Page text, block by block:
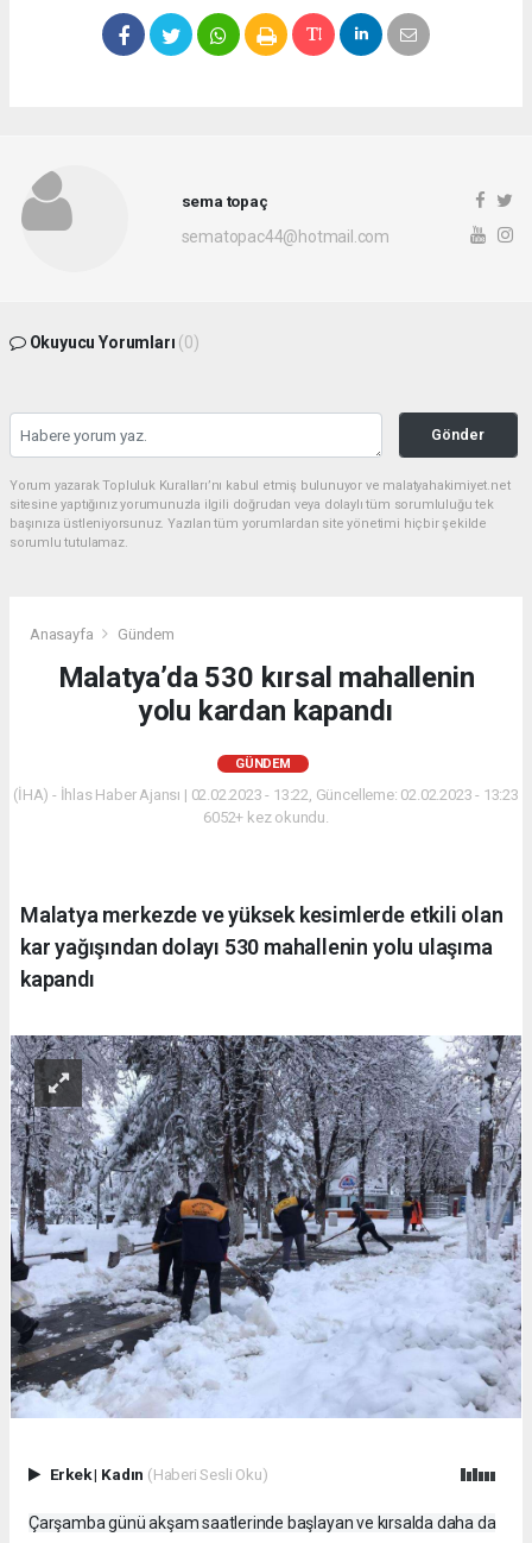
sema topaç
sematopac44@hotmail.com
Okuyucu Yorumları (0)
Gönder
Yorum yazarak Topluluk Kuralları’nı kabul etmiş bulunuyor ve malatyahakimiyet.net
sitesine yaptığınız yorumunuzla ilgili doğrudan veya dolaylı tüm sorumluluğu tek
başınıza üstleniyorsunuz. Yazılan tüm yorumlardan site yönetimi hiçbir şekilde
sorumlu tutulamaz.
Anasayfa Gündem
Malatya’da 530 kırsal mahallenin
yolu kardan kapandı
GÜNDEM
(İHA) - İhlas Haber Ajansı | 02.02.2023 - 13:22, Güncelleme: 02.02.2023 - 13:23
6052+ kez okundu.
Malatya merkezde ve yüksek kesimlerde etkili olan
kar yağışından dolayı 530 mahallenin yolu ulaşıma
kapandı
Erkek| Kadın (Haberi Sesli Oku)
Çarşamba günü akşam saatlerinde başlayan ve kırsalda daha da